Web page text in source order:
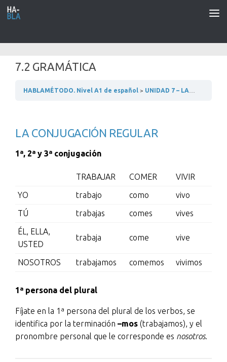
Saltar al contenido
7.2 GRAMÁTICA
HABLAMÉTODO. Nivel A1 de español UNIDAD 7 – LAS PROFESIONES
LA CONJUGACIÓN REGULAR
1ª, 2ª y 3ª conjugación
TRABAJAR COMER
VIVIR
YO
trabajo como
vivo
TÚ
trabajas comes
vives
ÉL, ELLA,
USTED
trabaja come vive
NOSOTROS trabajamos comemos vivimos
1ª persona del plural
Fíjate en la 1ª persona del plural de los verbos, se
identifica por la terminación –mos (trabajamos), y el
pronombre personal que le corresponde es nosotros.